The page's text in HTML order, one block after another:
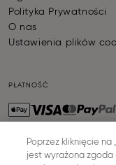
Polityka Prywatności
O nas
Ustawienia plików
PŁATNOŚĆ
WYSYŁKA
Poprzez kliknięcie na
jest wyrażona zgoda